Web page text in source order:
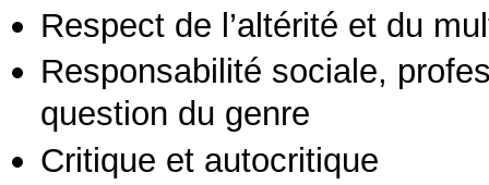
Respect de l’altérité et du
Responsabilité sociale,
question du genre
Critique et autocritique